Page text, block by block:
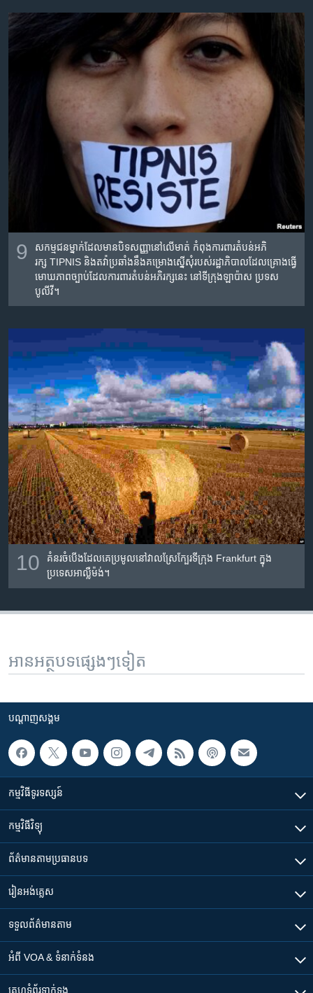
9
សកម្មជន​ម្នាក់​ដែល​មាន​បិទ​សញ្ញា​នៅ​លើ​មាត់​ កំពុង​ការពារ​​តំបន់​អភិ
រក្ស TIPNIS និង​តវ៉ា​ប្រឆាំង​នឹង​គម្រោង​ស្នើ​សុំ​របស់​រដ្ឋាភិបាល​ដែល​គ្រោង​ធ្វើ​
មោឃភាព​ច្បាប់​ដែល​ការពារ​តំបន់​អភិរក្ស​នេះ នៅ​ទីក្រុង​ឡាប៉ាស ប្រទស​
បូលីវី។
10
គំនរ​​ចំបើង​ដែល​គេ​ប្រមូល​នៅ​វាល​ស្រែ​ក្បែរ​ទីក្រុង​ Frankfurt ក្នុង​
ប្រទេស​អាល្លឺម៉ង់។
អានអត្ថបទផ្សេងៗទៀត
បណ្តាញ​សង្គម
កម្មវិធី​ទូរទស្សន៍
កម្មវិធី​វិទ្យុ
ព័ត៌មាន​តាមប្រធានបទ​
រៀន​​អង់គ្លេស
ទទួល​ព័ត៌មាន​តាម
អំពី​ VOA & ទំនាក់ទំនង
គេហទំព័រ​​ទាក់ទង